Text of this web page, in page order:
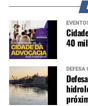
40
DEFESA